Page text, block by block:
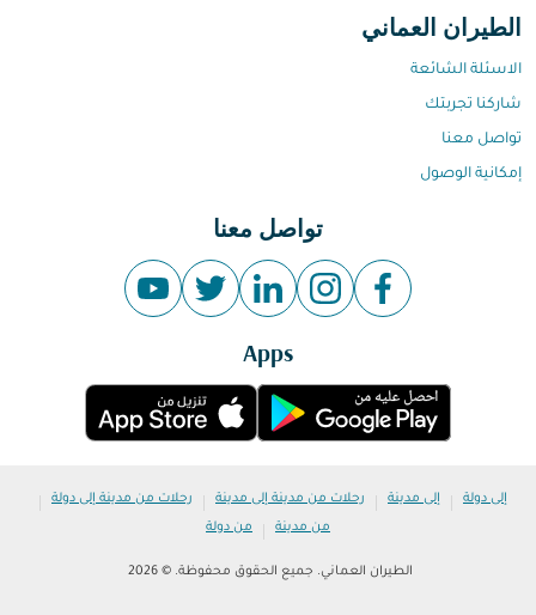
الطيران العماني
الاسئلة الشائعة
شاركنا تجربتك
تواصل معنا
إمكانية الوصول
تواصل معنا
Apps
إلى دولة | إلى مدينة | رحلات من مدينة إلى مدينة | رحلات من مدينة إلى دولة |
من مدينة | من دولة
الطيران العماني. جميع الحقوق محفوظة. © 2026